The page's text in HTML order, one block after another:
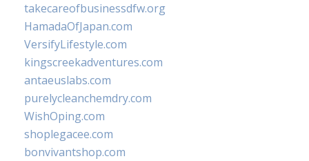
takecareofbusinessdfw.org
HamadaOfJapan.com
VersifyLifestyle.com
kingscreekadventures.com
antaeuslabs.com
purelycleanchemdry.com
WishOping.com
shoplegacee.com
bonvivantshop.com